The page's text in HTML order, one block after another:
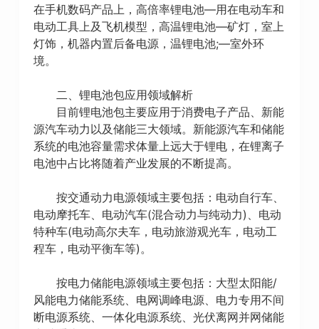
在手机数码产品上，高倍率锂电池—用在电动车和
电动工具上及飞机模型，高温锂电池—矿灯，室上
灯饰，机器内置后备电源，温锂电池;—室外环
境。
二、锂电池包应用领域解析
目前锂电池包主要应用于消费电子产品、新能
源汽车动力以及储能三大领域。新能源汽车和储能
系统的电池容量需求体量上远大于锂电，在锂离子
电池中占比将随着产业发展的不断提高。
按交通动力电源领域主要包括：电动自行车、
电动摩托车、电动汽车(混合动力与纯动力)、电动
特种车(电动高尔夫车，电动旅游观光车，电动工
程车，电动平衡车等)。
按电力储能电源领域主要包括：大型太阳能/
风能电力储能系统、电网调峰电源、电力专用不间
断电源系统、一体化电源系统、光伏离网并网储能